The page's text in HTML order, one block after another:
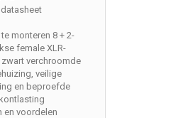
monteren 8 + 2-
female XLR-
verchroomde
veilige
en beproefde
en voordelen